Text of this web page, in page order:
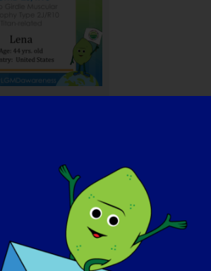
Amie